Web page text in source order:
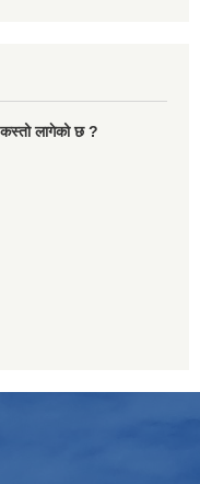
कस्तो लागेको छ ?